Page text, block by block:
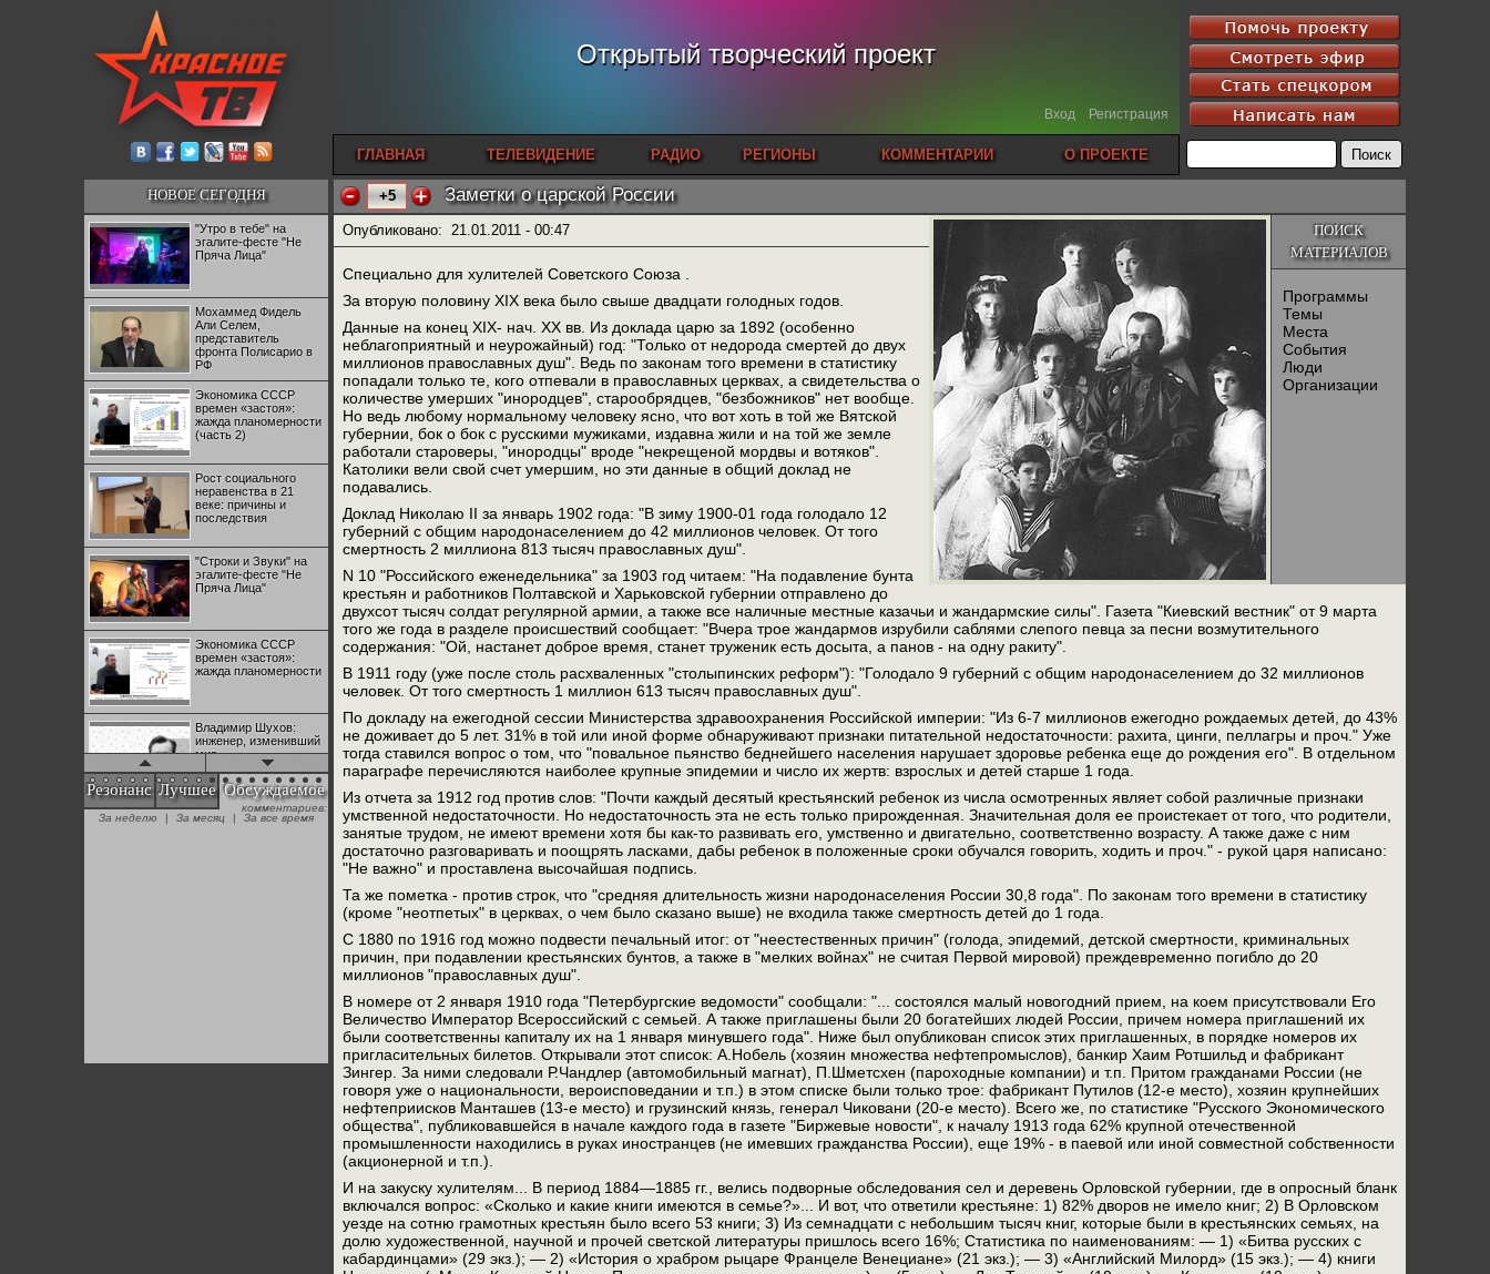
Открытый творческий проект
Вход Регистрация
ГЛАВНАЯ ТЕЛЕВИДЕНИЕ РАДИО РЕГИОНЫ КОММЕНТАРИИ О ПРОЕКТЕ
НОВОЕ СЕГОДНЯ
"Утро в тебе" на
эгалите-фесте "Не
Пряча Лица"
Мохаммед Фидель
Али Селем,
представитель
фронта Полисарио в
РФ
Экономика СССР
времен «застоя»:
жажда планомерности
(часть 2)
Рост социального
неравенства в 21
веке: причины и
последствия
"Строки и Звуки" на
эгалите-фесте "Не
Пряча Лица"
Экономика СССР
времен «застоя»:
жажда планомерности
Владимир Шухов:
инженер, изменивший
мир
"Аркадий Коц" на
эгалите-фесте "Не
Резонанс Лучшее Обсуждаемое
комментариев:
За неделю
| За месяц | За все время
+5 Заметки о царской России
ПОИСК
МАТЕРИАЛОВ
Программы
Темы
Места
События
Люди
Организации
Опубликовано: 21.01.2011 - 00:47
Специально для хулителей Советского Союза .
За вторую половину XIX века было свыше двадцати голодных годов.
Данные на конец XIX- нач. XX вв. Из доклада царю за 1892 (особенно
неблагоприятный и неурожайный) год: "Только от недорода смертей до двух
миллионов православных душ". Ведь по законам того времени в статистику
попадали только те, кого отпевали в православных церквах, а свидетельства о
количестве умерших "инородцев", старообрядцев, "безбожников" нет вообще.
Но ведь любому нормальному человеку ясно, что вот хоть в той же Вятской
губернии, бок о бок с русскими мужиками, издавна жили и на той же земле
работали староверы, "инородцы" вроде "некрещеной мордвы и вотяков".
Католики вели свой счет умершим, но эти данные в общий доклад не
подавались.
Доклад Николаю II за январь 1902 года: "В зиму 1900-01 года голодало 12
губерний с общим народонаселением до 42 миллионов человек. От того
смертность 2 миллиона 813 тысяч православных душ".
N 10 "Российского еженедельника" за 1903 год читаем: "На подавление бунта
крестьян и работников Полтавской и Харьковской губернии отправлено до
двухсот тысяч солдат регулярной армии, а также все наличные местные казачьи и жандармские силы". Газета "Киевский вестник" от 9 марта
того же года в разделе происшествий сообщает: "Вчера трое жандармов изрубили саблями слепого певца за песни возмутительного
содержания: "Ой, настанет доброе время, станет труженик есть досыта, а панов - на одну ракиту".
В 1911 году (уже после столь расхваленных "столыпинских реформ"): "Голодало 9 губерний с общим народонаселением до 32 миллионов
человек. От того смертность 1 миллион 613 тысяч православных душ".
По докладу на ежегодной сессии Министерства здравоохранения Российской империи: "Из 6-7 миллионов ежегодно рождаемых детей, до 43%
не доживает до 5 лет. 31% в той или иной форме обнаруживают признаки питательной недостаточности: рахита, цинги, пеллагры и проч." Уже
тогда ставился вопрос о том, что "повальное пьянство беднейшего населения нарушает здоровье ребенка еще до рождения его". В отдельном
параграфе перечисляются наиболее крупные эпидемии и число их жертв: взрослых и детей старше 1 года.
Из отчета за 1912 год против слов: "Почти каждый десятый крестьянский ребенок из числа осмотренных являет собой различные признаки
умственной недостаточности. Но недостаточность эта не есть только прирожденная. Значительная доля ее проистекает от того, что родители,
занятые трудом, не имеют времени хотя бы как-то развивать его, умственно и двигательно, соответственно возрасту. А также даже с ним
достаточно разговаривать и поощрять ласками, дабы ребенок в положенные сроки обучался говорить, ходить и проч." - рукой царя написано:
"Не важно" и проставлена высочайшая подпись.
Та же пометка - против строк, что "средняя длительность жизни народонаселения России 30,8 года". По законам того времени в статистику
(кроме "неотпетых" в церквах, о чем было сказано выше) не входила также смертность детей до 1 года.
С 1880 по 1916 год можно подвести печальный итог: от "неестественных причин" (голода, эпидемий, детской смертности, криминальных
причин, при подавлении крестьянских бунтов, а также в "мелких войнах" не считая Первой мировой) преждевременно погибло до 20
миллионов "православных душ".
В номере от 2 января 1910 года "Петербургские ведомости" сообщали: "... состоялся малый новогодний прием, на коем присутствовали Его
Величество Император Всероссийский с семьей. А также приглашены были 20 богатейших людей России, причем номера приглашений их
были соответственны капиталу их на 1 января минувшего года". Ниже был опубликован список этих приглашенных, в порядке номеров их
пригласительных билетов. Открывали этот список: А.Нобель (хозяин множества нефтепромыслов), банкир Хаим Ротшильд и фабрикант
Зингер. За ними следовали Р.Чандлер (автомобильный магнат), П.Шметсхен (пароходные компании) и т.п. Притом гражданами России (не
говоря уже о национальности, вероисповедании и т.п.) в этом списке были только трое: фабрикант Путилов (12-е место), хозяин крупнейших
нефтеприисков Манташев (13-е место) и грузинский князь, генерал Чиковани (20-е место). Всего же, по статистике "Русского Экономического
общества", публиковавшейся в начале каждого года в газете "Биржевые новости", к началу 1913 года 62% крупной отечественной
промышленности находились в руках иностранцев (не имевших гражданства России), еще 19% - в паевой или иной совместной собственности
(акционерной и т.п.).
И на закуску хулителям... В период 1884—1885 гг., велись подворные обследования сел и деревень Орловской губернии, где в опросный бланк
включался вопрос: «Сколько и какие книги имеются в семье?»... И вот, что ответили крестьяне: 1) 82% дворов не имело книг; 2) В Орловском
уезде на сотню грамотных крестьян было всего 53 книги; 3) Из семнадцати с небольшим тысяч книг, которые были в крестьянских семьях, на
долю художественной, научной и прочей светской литературы пришлось всего 16%; Статистика по наименованиям: — 1) «Битва русских с
кабардинцами» (29 экз.); — 2) «История о храбром рыцаре Францеле Венециане» (21 экз.); — 3) «Английский Милорд» (15 экз.); — 4) книги